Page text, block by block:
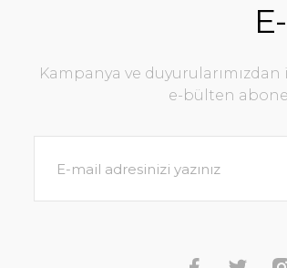
Kampanya ve
e-bülten